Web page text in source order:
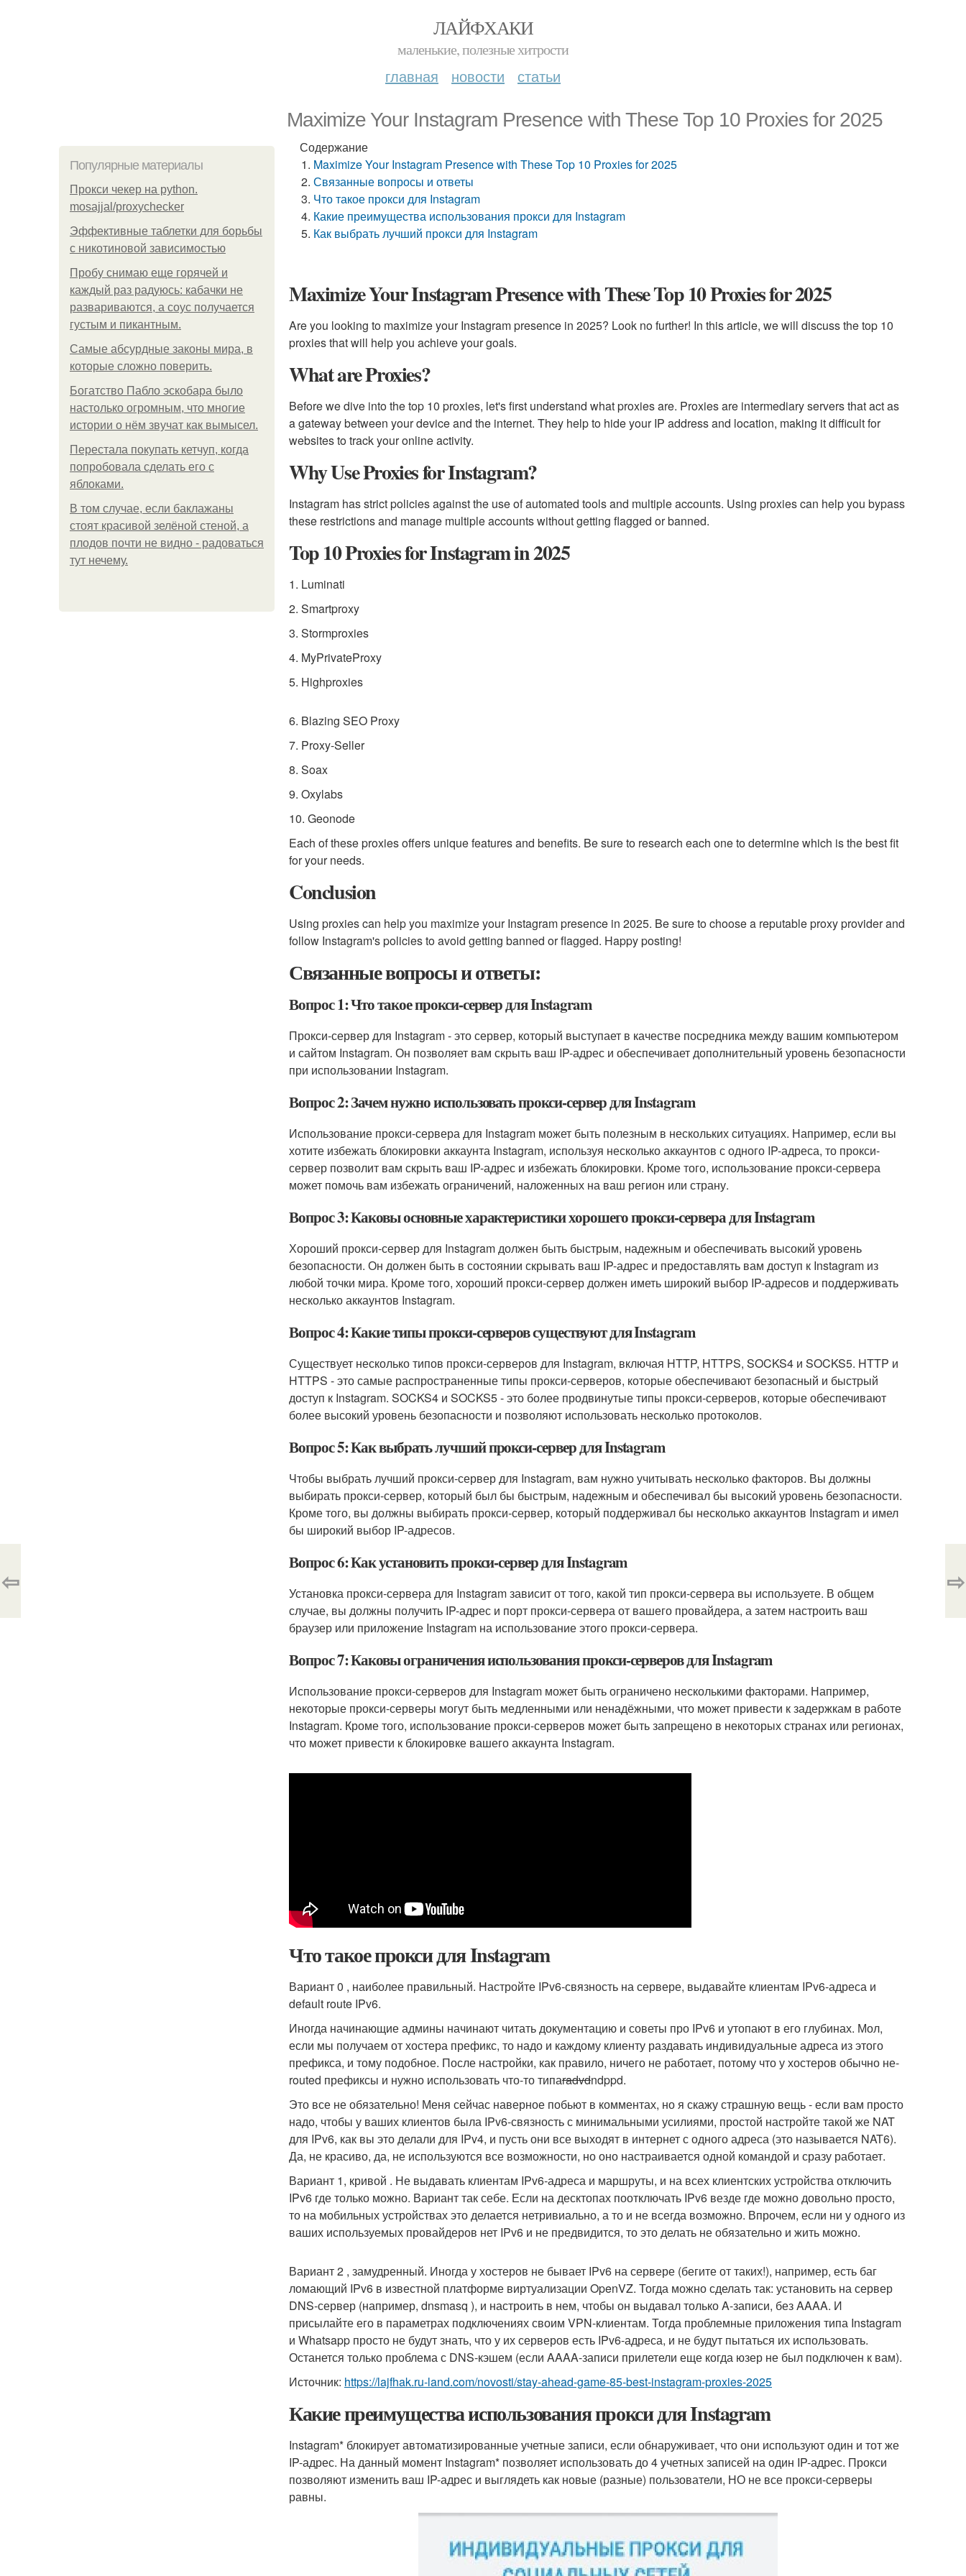
ЛАЙФХАКИ
маленькие, полезные хитрости
главная новости статьи
Maximize Your Instagram Presence with These Top 10 Proxies for 2025
Популярные материалы
Прокси чекер на python.
mosajjal/proxychecker
Эффективные таблетки для борьбы
с никотиновой зависимостью
Пробу снимаю еще горячей и
каждый раз радуюсь: кабачки не
развариваются, а соус получается
густым и пикантным.
Самые абсурдные законы мира, в
которые сложно поверить.
Богатство Пабло эскобара было
настолько огромным, что многие
истории о нём звучат как вымысел.
Перестала покупать кетчуп, когда
попробовала сделать его с
яблоками.
В том случае, если баклажаны
стоят красивой зелёной стеной, а
плодов почти не видно - радоваться
тут нечему.
Содержание
Maximize Your Instagram Presence with These Top 10 Proxies for 2025
Связанные вопросы и ответы
Что такое прокси для Instagram
Какие преимущества использования прокси для Instagram
Как выбрать лучший прокси для Instagram
Maximize Your Instagram Presence with These Top 10 Proxies for 2025
Are you looking to maximize your Instagram presence in 2025? Look no further! In this article, we will discuss the top 10
proxies that will help you achieve your goals.
What are Proxies?
Before we dive into the top 10 proxies, let's first understand what proxies are. Proxies are intermediary servers that act as
a gateway between your device and the internet. They help to hide your IP address and location, making it difficult for
websites to track your online activity.
Why Use Proxies for Instagram?
Instagram has strict policies against the use of automated tools and multiple accounts. Using proxies can help you bypass
these restrictions and manage multiple accounts without getting flagged or banned.
Top 10 Proxies for Instagram in 2025
1. Luminati
2. Smartproxy
3. Stormproxies
4. MyPrivateProxy
5. Highproxies
6. Blazing SEO Proxy
7. Proxy-Seller
8. Soax
9. Oxylabs
10. Geonode
Each of these proxies offers unique features and benefits. Be sure to research each one to determine which is the best fit
for your needs.
Conclusion
Using proxies can help you maximize your Instagram presence in 2025. Be sure to choose a reputable proxy provider and
follow Instagram's policies to avoid getting banned or flagged. Happy posting!
Связанные вопросы и ответы:
Вопрос 1: Что такое прокси-сервер для Instagram
Прокси-сервер для Instagram - это сервер, который выступает в качестве посредника между вашим компьютером
и сайтом Instagram. Он позволяет вам скрыть ваш IP-адрес и обеспечивает дополнительный уровень безопасности
при использовании Instagram.
Вопрос 2: Зачем нужно использовать прокси-сервер для Instagram
Использование прокси-сервера для Instagram может быть полезным в нескольких ситуациях. Например, если вы
хотите избежать блокировки аккаунта Instagram, используя несколько аккаунтов с одного IP-адреса, то прокси-
сервер позволит вам скрыть ваш IP-адрес и избежать блокировки. Кроме того, использование прокси-сервера
может помочь вам избежать ограничений, наложенных на ваш регион или страну.
Вопрос 3: Каковы основные характеристики хорошего прокси-сервера для Instagram
Хороший прокси-сервер для Instagram должен быть быстрым, надежным и обеспечивать высокий уровень
безопасности. Он должен быть в состоянии скрывать ваш IP-адрес и предоставлять вам доступ к Instagram из
любой точки мира. Кроме того, хороший прокси-сервер должен иметь широкий выбор IP-адресов и поддерживать
несколько аккаунтов Instagram.
Вопрос 4: Какие типы прокси-серверов существуют для Instagram
Существует несколько типов прокси-серверов для Instagram, включая HTTP, HTTPS, SOCKS4 и SOCKS5. HTTP и
HTTPS - это самые распространенные типы прокси-серверов, которые обеспечивают безопасный и быстрый
доступ к Instagram. SOCKS4 и SOCKS5 - это более продвинутые типы прокси-серверов, которые обеспечивают
более высокий уровень безопасности и позволяют использовать несколько протоколов.
Вопрос 5: Как выбрать лучший прокси-сервер для Instagram
Чтобы выбрать лучший прокси-сервер для Instagram, вам нужно учитывать несколько факторов. Вы должны
выбирать прокси-сервер, который был бы быстрым, надежным и обеспечивал бы высокий уровень безопасности.
Кроме того, вы должны выбирать прокси-сервер, который поддерживал бы несколько аккаунтов Instagram и имел
бы широкий выбор IP-адресов.
Вопрос 6: Как установить прокси-сервер для Instagram
Установка прокси-сервера для Instagram зависит от того, какой тип прокси-сервера вы используете. В общем
случае, вы должны получить IP-адрес и порт прокси-сервера от вашего провайдера, а затем настроить ваш
браузер или приложение Instagram на использование этого прокси-сервера.
Вопрос 7: Каковы ограничения использования прокси-серверов для Instagram
Использование прокси-серверов для Instagram может быть ограничено несколькими факторами. Например,
некоторые прокси-серверы могут быть медленными или ненадёжными, что может привести к задержкам в работе
Instagram. Кроме того, использование прокси-серверов может быть запрещено в некоторых странах или регионах,
что может привести к блокировке вашего аккаунта Instagram.
Что такое прокси для Instagram
Вариант 0 , наиболее правильный. Настройте IPv6-связность на сервере, выдавайте клиентам IPv6-адреса и
default route IPv6.
Иногда начинающие админы начинают читать документацию и советы про IPv6 и утопают в его глубинах. Мол,
если мы получаем от хостера префикс, то надо и каждому клиенту раздавать индивидуальные адреса из этого
префикса, и тому подобное. После настройки, как правило, ничего не работает, потому что у хостеров обычно не-
routed префиксы и нужно использовать что-то типаradvdndppd.
Это все не обязательно! Меня сейчас наверное побьют в комментах, но я скажу страшную вещь - если вам просто
надо, чтобы у ваших клиентов была IPv6-связность с минимальными усилиями, простой настройте такой же NAT
для IPv6, как вы это делали для IPv4, и пусть они все выходят в интернет с одного адреса (это называется NAT6).
Да, не красиво, да, не используются все возможности, но оно настраивается одной командой и сразу работает.
Вариант 1, кривой . Не выдавать клиентам IPv6-адреса и маршруты, и на всех клиентских устройства отключить
IPv6 где только можно. Вариант так себе. Если на десктопах поотключать IPv6 везде где можно довольно просто,
то на мобильных устройствах это делается нетривиально, а то и не всегда возможно. Впрочем, если ни у одного из
ваших используемых провайдеров нет IPv6 и не предвидится, то это делать не обязательно и жить можно.
Вариант 2 , замудренный. Иногда у хостеров не бывает IPv6 на сервере (бегите от таких!), например, есть баг
ломающий IPv6 в известной платформе виртуализации OpenVZ. Тогда можно сделать так: установить на сервер
DNS-сервер (например, dnsmasq ), и настроить в нем, чтобы он выдавал только A-записи, без AAAA. И
присылайте его в параметрах подключениях своим VPN-клиентам. Тогда проблемные приложения типа Instagram
и Whatsapp просто не будут знать, что у их серверов есть IPv6-адреса, и не будут пытаться их использовать.
Останется только проблема с DNS-кэшем (если AAAA-записи прилетели еще когда юзер не был подключен к вам).
Источник: https://lajfhak.ru-land.com/novosti/stay-ahead-game-85-best-instagram-proxies-2025
Какие преимущества использования прокси для Instagram
Instagram* блокирует автоматизированные учетные записи, если обнаруживает, что они используют один и тот же
IP-адрес. На данный момент Instagram* позволяет использовать до 4 учетных записей на один IP-адрес. Прокси
позволяют изменить ваш IP-адрес и выглядеть как новые (разные) пользователи, НО не все прокси-серверы
равны.
⇦ ⇨